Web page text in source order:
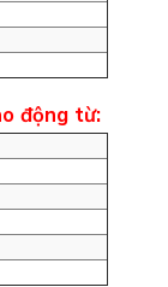
động từ: